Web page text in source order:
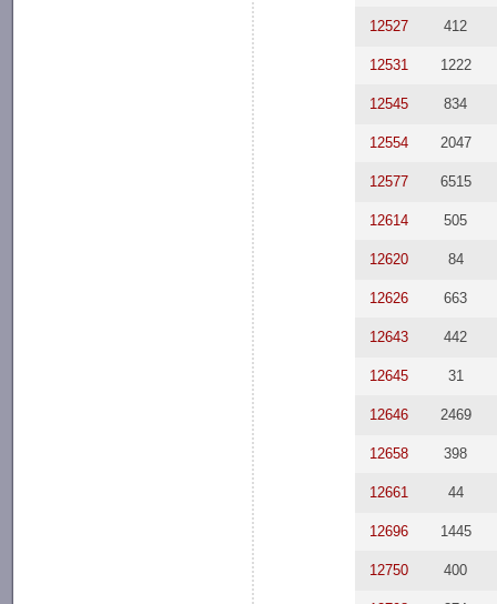
12527 412
12531 1222
12545 834
12554 2047
12577 6515
12614 505
12620 84
12626 663
12643 442
12645 31
12646 2469
12658 398
12661 44
12696 1445
12750 400